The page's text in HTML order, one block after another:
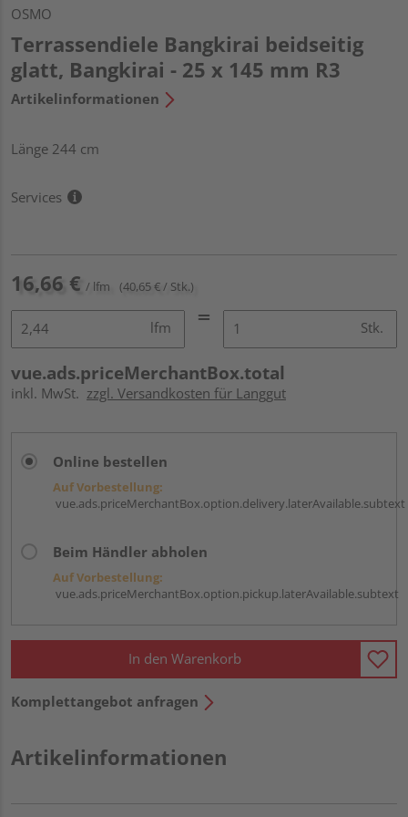
OSMO
Terrassendiele Bangkirai beidseitig
glatt, Bangkirai - 25 x 145 mm R3
Artikelinformationen
Länge 244 cm
Services
16,66 € / lfm (40,65 € / Stk.)
lfm Stk.
vue.ads.priceMerchantBox.total
inkl. MwSt. zzgl. Versandkosten für Langgut
Online bestellen
Auf Vorbestellung:
vue.ads.priceMerchantBox.option.delivery.laterAvailable.subtext
Beim Händler abholen
Auf Vorbestellung:
vue.ads.priceMerchantBox.option.pickup.laterAvailable.subtext
In den Warenkorb
Komplettangebot anfragen
Artikelinformationen